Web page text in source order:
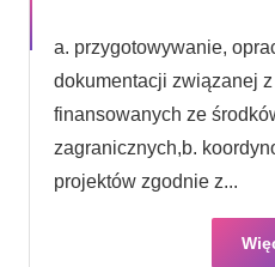
a. przygotowywanie,
dokumentacji związanej
finansowanych ze
zagranicznych,b.
projektów zgodnie z...